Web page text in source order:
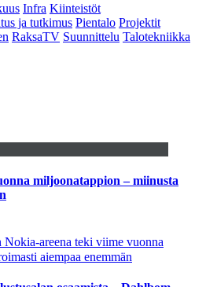
Infra Kiinteistöt
ja tutkimus Pientalo Projektit
RaksaTV Suunnittelu Talotekniikka
miljoonatappion – miinusta
areena teki viime vuonna
aiempaa enemmän